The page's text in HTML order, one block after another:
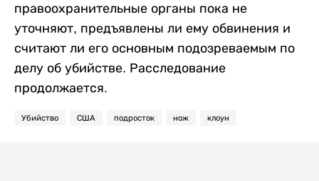
правоохранительные органы пока не
уточняют, предъявлены ли ему обвинения и
считают ли его основным подозреваемым по
делу об убийстве. Расследование
продолжается.
Убийство США подросток нож клоун